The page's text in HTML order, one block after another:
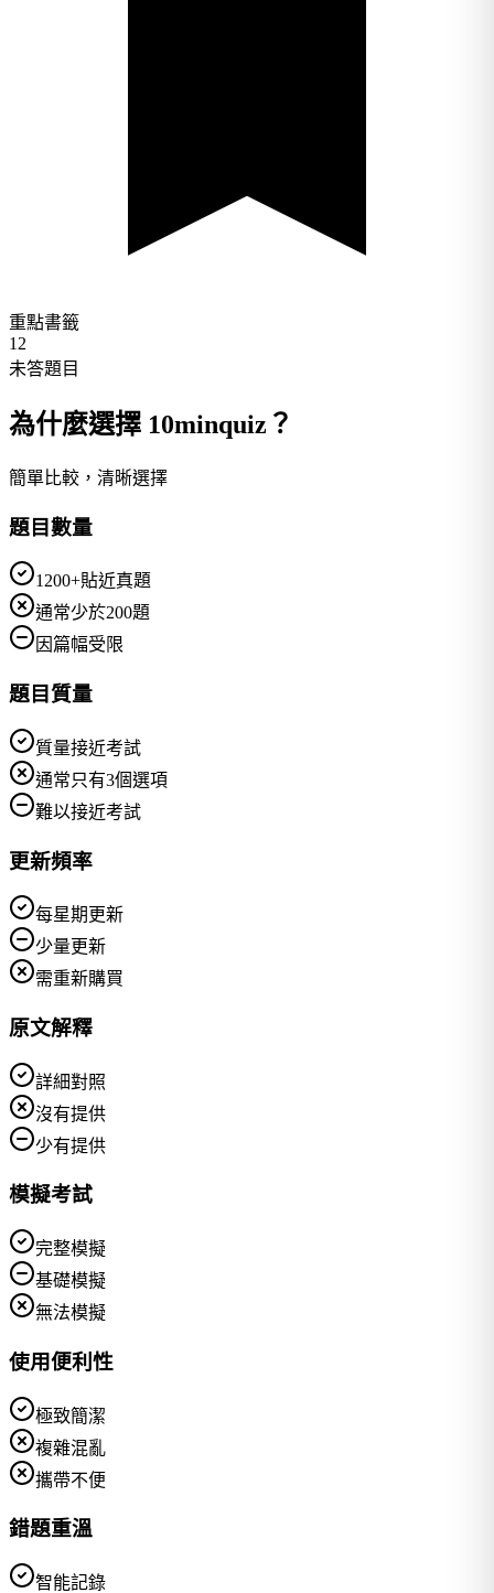
重點書籤
12
未答題目
為什麼選擇 10minquiz？
簡單比較，清晰選擇
題目數量
1200+貼近真題
通常少於200題
因篇幅受限
題目質量
質量接近考試
通常只有3個選項
難以接近考試
更新頻率
每星期更新
少量更新
需重新購買
原文解釋
詳細對照
沒有提供
少有提供
模擬考試
完整模擬
基礎模擬
無法模擬
使用便利性
極致簡潔
複雜混亂
攜帶不便
錯題重溫
智能記錄